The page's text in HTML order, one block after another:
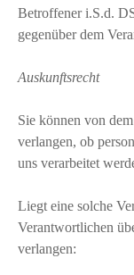
Betroffener i.S.d.
gegenüber dem
Auskunftsrecht
Sie können von
verlangen, ob
uns verarbeitet
Liegt eine solche
Verantwortlichen
verlangen: